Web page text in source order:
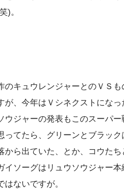
)。
キュウレンジャーとのＶＳ
、今年はＶシネクストになっ
ジャーの発表もこのスーパ
てたら、グリーンとブラック
ら出ていた、とか、コウた
ソーグはリュウソウジャー本
ないですが。